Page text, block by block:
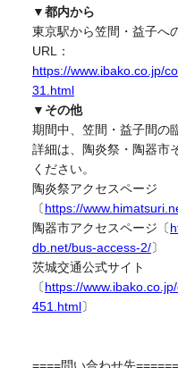
▼都内から
東京駅から笠間・益子へ
URL：
https://www.ibako.co.jp/
31.html
▼その他
期間中、笠間・益子間の
詳細は、陶炎祭・陶器市
ください。
陶炎祭アクセスページ
〔https://
陶器市アクセスページ〔
db.net/bus-access-2/〕
茨城交通公式サイト
〔https://
451.html〕